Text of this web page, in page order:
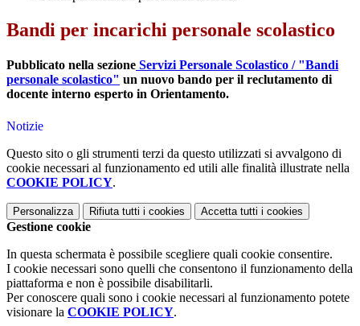
Bandi per incarichi personale scolastico
Pubblicato nella sezione Servizi Personale Scolastico / "Bandi
personale scolastico" un nuovo bando per il reclutamento di
docente interno esperto in Orientamento.
Notizie
Questo sito o gli strumenti terzi da questo utilizzati si avvalgono di
cookie necessari al funzionamento ed utili alle finalità illustrate nella
COOKIE POLICY.
Personalizza Rifiuta tutti i cookies Accetta tutti i cookies
Gestione cookie
In questa schermata è possibile scegliere quali cookie consentire.
I cookie necessari sono quelli che consentono il funzionamento della
piattaforma e non è possibile disabilitarli.
Per conoscere quali sono i cookie necessari al funzionamento potete
visionare la COOKIE POLICY.